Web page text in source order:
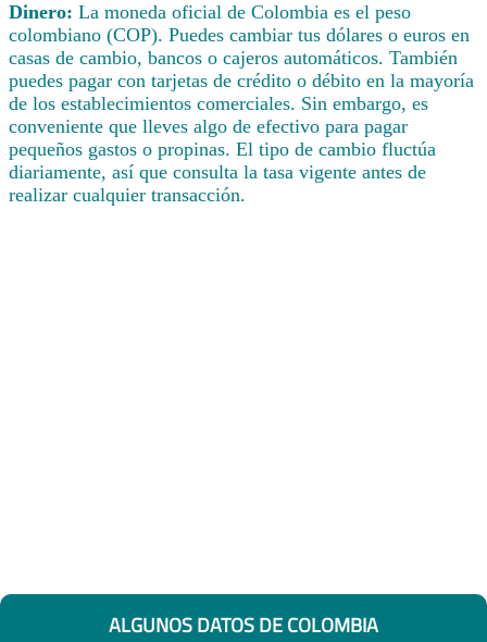
Dinero: La moneda oficial de Colombia es el peso
colombiano (COP). Puedes cambiar tus dólares o euros en
casas de cambio, bancos o cajeros automáticos. También
puedes pagar con tarjetas de crédito o débito en la mayoría
de los establecimientos comerciales. Sin embargo, es
conveniente que lleves algo de efectivo para pagar
pequeños gastos o propinas. El tipo de cambio fluctúa
diariamente, así que consulta la tasa vigente antes de
realizar cualquier transacción.
ALGUNOS DATOS DE COLOMBIA